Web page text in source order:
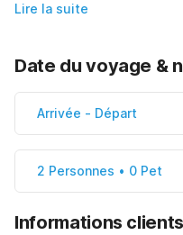
Lire la suite
Date du voyage &
Arrivée - Départ
2 Personnes • 0 Pet
Informations clients